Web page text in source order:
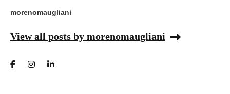
morenomaugliani
View all posts by morenomaugliani